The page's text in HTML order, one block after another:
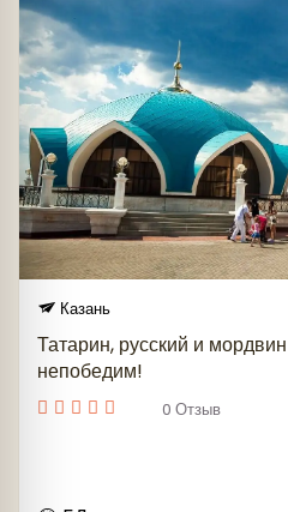
Казань
Татарин, русский и
непобедим!
0 Отзыв